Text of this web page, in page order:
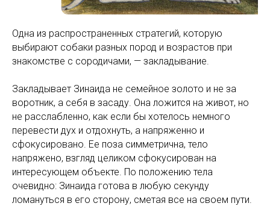
Одна из распространенных стратегий, которую
выбирают собаки разных пород и возрастов при
знакомстве с сородичами, — закладывание.
Закладывает Зинаида не семейное золото и не за
воротник, а себя в засаду. Она ложится на живот, но
не расслабленно, как если бы хотелось немного
перевести дух и отдохнуть, а напряженно и
сфокусировано. Ее поза симметрична, тело
напряжено, взгляд целиком сфокусирован на
интересующем объекте. По положению тела
очевидно: Зинаида готова в любую секунду
ломануться в его сторону, сметая все на своем пути.